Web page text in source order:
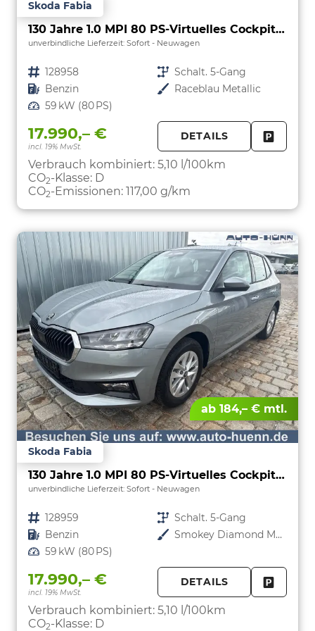
Skoda Fabia
130 Jahre 1.0 MPI 80 PS-Virtuelles Cockpit-AppleCarplay-Android-Auto-LED-Klima-Tempomat-Rückfahrkamera-DAB-SHZ-15" Alu-sofort
unverbindliche Lieferzeit: Sofort Neuwagen
Fahrzeugnr. 128958 Getriebe Schalt. 5-Gang
Kraftstoff Benzin Außenfarbe Raceblau Metallic
Leistung 59 kW (80 PS)
17.990,– €
incl. 19% MwSt.
DETAILS
Verbrauch kombiniert: 5,10 l/100km
CO2-Klasse: D
CO2-Emissionen: 117,00 g/km
ab 184,– € mtl.
Skoda Fabia
130 Jahre 1.0 MPI 80 PS-Virtuelles Cockpit-AppleCarplay-Android-Auto-LED-Klima-Tempomat-Rückfahrkamera-DAB-SHZ-15" Alu-sofort
unverbindliche Lieferzeit: Sofort Neuwagen
Fahrzeugnr. 128959 Getriebe Schalt. 5-Gang
Kraftstoff Benzin Außenfarbe
Smokey Diamond Metallic
Leistung 59 kW (80 PS)
17.990,– €
incl. 19% MwSt.
DETAILS
Verbrauch kombiniert: 5,10 l/100km
CO2-Klasse: D